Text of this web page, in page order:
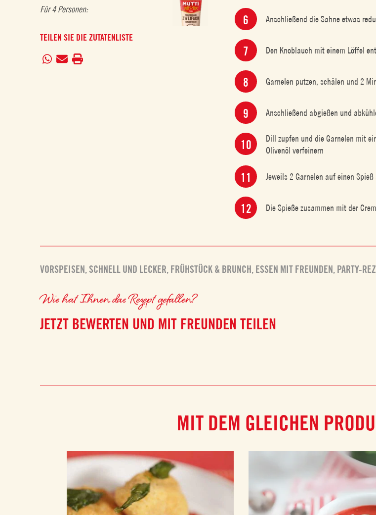
Für 4 Personen:
TEILEN SIE DIE ZUTATENLISTE
Anschließend die Sahne etwas
Den Knoblauch mit einem Löffel
Garnelen putzen, schälen und 2
Anschließend abgießen und
Dill zupfen und die Garnelen mit
Olivenöl verfeinern
Jeweils 2 Garnelen auf einen Spieß
Die Spieße zusammen mit der
VORSPEISEN,SCHNELL UND LECKER, FRÜHSTÜCK & BRUNCH, ESSEN MIT FREUNDEN, PARTY-
Wie hat Ihnen das Rezept gefallen?
JETZT BEWERTEN UND MIT FREUNDEN TEILEN
MIT DEM GLEICHEN